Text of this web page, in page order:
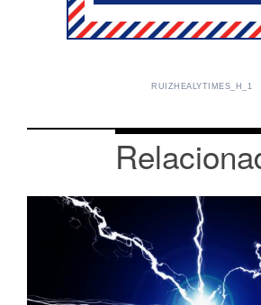
RUIZHEALYTIMES_H_1